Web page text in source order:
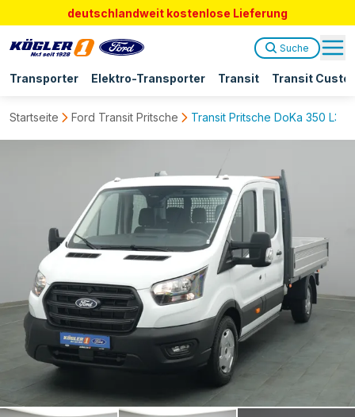
deutschlandweit kostenlose Lieferung
Transporter Elektro-Transporter Transit Transit
Suche
Startseite Ford Transit Pritsche Transit Pritsche DoKa 350 L3